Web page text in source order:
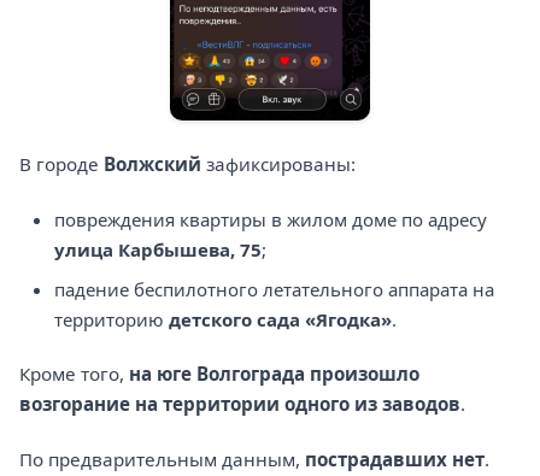
В городе Волжский зафиксированы:
повреждения квартиры в жилом доме по адресу
улица Карбышева, 75;
падение беспилотного летательного аппарата на
территорию детского сада «Ягодка».
Кроме того, на юге Волгограда произошло
возгорание на территории одного из заводов.
По предварительным данным, пострадавших нет.